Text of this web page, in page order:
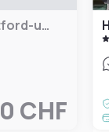
Holiday Inn Express Warwick - Stratford-upon-Avon by IHG
CHF